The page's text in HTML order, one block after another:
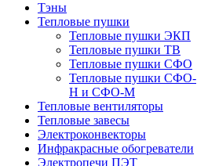
Тэны
Тепловые пушки
Тепловые пушки ЭКП
Тепловые пушки ТВ
Тепловые пушки СФО
Тепловые пушки СФО-
Н и СФО-М
Тепловые вентиляторы
Тепловые завесы
Электроконвекторы
Инфракрасные обогреватели
Электропечи ПЭТ